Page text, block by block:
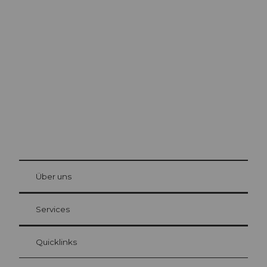
Gästekarte Luzern
Ihre Vorteile als Übernachtungsgast
at Bre
Über uns
Services
Quicklinks